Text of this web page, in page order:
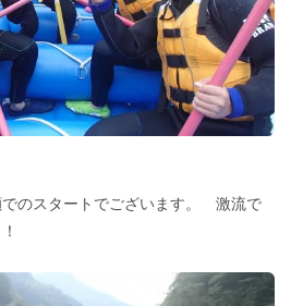
でのスタートでございます。 激流で